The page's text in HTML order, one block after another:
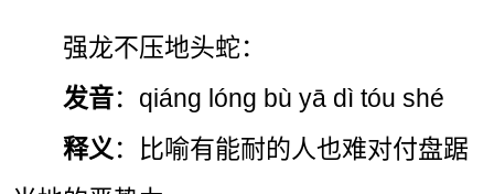
强龙不压地头蛇：
发音：qiáng lóng bù yā dì tóu shé
释义 ：比喻有能耐的人也难对付盘踞